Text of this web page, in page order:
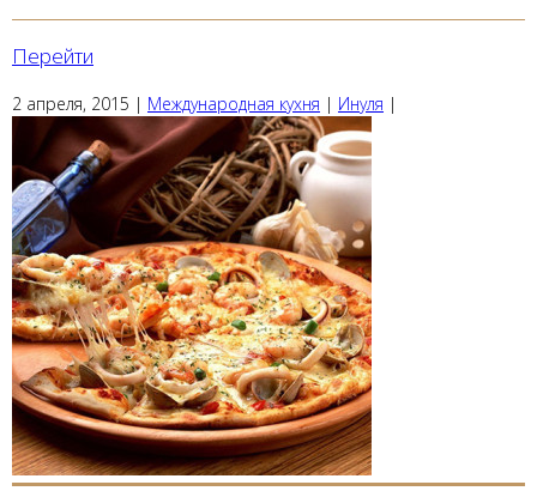
Перейти
2 апреля, 2015 | Международная кухня | Инуля |